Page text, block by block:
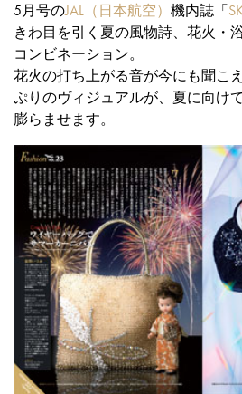
5月号のJAL（日本航空） 機内誌「
きわ目を引く夏の風物詩、花火・
コンビネーション。
花火の打ち上がる音が今にも聞こ
ぷりのヴィジュアルが、夏に向け
膨らませます。